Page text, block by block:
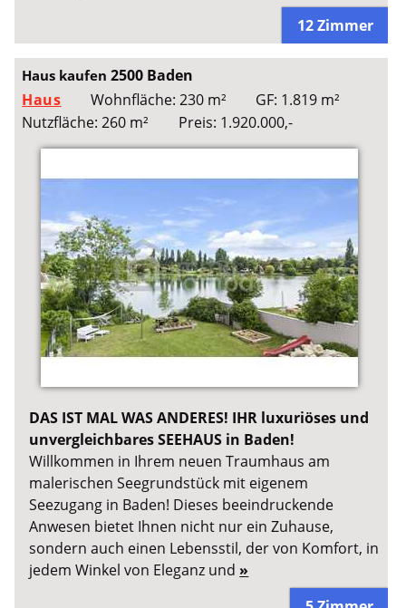
12 Zimmer
Haus kaufen2500 Baden
Haus
Wohnfläche: 230 m²
GF: 1.819 m²
Nutzfläche: 260 m²
Preis: 1.920.000,-
DAS IST MAL WAS ANDERES! IHR luxuriöses und
unvergleichbares SEEHAUS in Baden!
Willkommen in Ihrem neuen Traumhaus am
malerischen Seegrundstück mit eigenem
Seezugang in Baden! Dieses beeindruckende
Anwesen bietet Ihnen nicht nur ein Zuhause,
sondern auch einen Lebensstil, der von Komfort, in
jedem Winkel von Eleganz und »